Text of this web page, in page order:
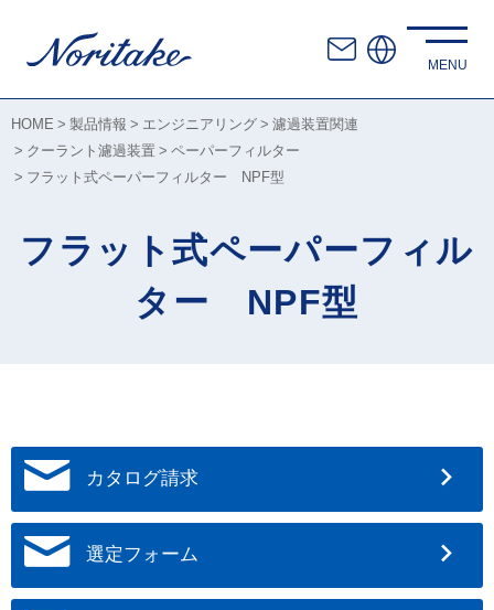
HOME 製品情報 エンジニアリング
濾過装置関連
クーラント濾過装置
ペーパーフィルター
フラット式ペーパーフィルター NPF型
フラット式ペーパーフィル
ター NPF型
カタログ請求
選定フォーム